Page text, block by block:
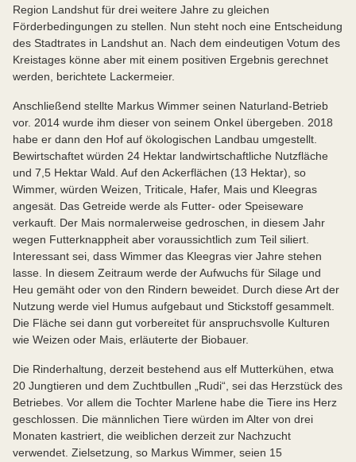
Region Landshut für drei weitere Jahre zu gleichen
Förderbedingungen zu stellen. Nun steht noch eine Entscheidung
des Stadtrates in Landshut an. Nach dem eindeutigen Votum des
Kreistages könne aber mit einem positiven Ergebnis gerechnet
werden, berichtete Lackermeier.
Anschließend stellte Markus Wimmer seinen Naturland-Betrieb
vor. 2014 wurde ihm dieser von seinem Onkel übergeben. 2018
habe er dann den Hof auf ökologischen Landbau umgestellt.
Bewirtschaftet würden 24 Hektar landwirtschaftliche Nutzfläche
und 7,5 Hektar Wald. Auf den Ackerflächen (13 Hektar), so
Wimmer, würden Weizen, Triticale, Hafer, Mais und Kleegras
angesät. Das Getreide werde als Futter- oder Speiseware
verkauft. Der Mais normalerweise gedroschen, in diesem Jahr
wegen Futterknappheit aber voraussichtlich zum Teil siliert.
Interessant sei, dass Wimmer das Kleegras vier Jahre stehen
lasse. In diesem Zeitraum werde der Aufwuchs für Silage und
Heu gemäht oder von den Rindern beweidet. Durch diese Art der
Nutzung werde viel Humus aufgebaut und Stickstoff gesammelt.
Die Fläche sei dann gut vorbereitet für anspruchsvolle Kulturen
wie Weizen oder Mais, erläuterte der Biobauer.
Die Rinderhaltung, derzeit bestehend aus elf Mutterkühen, etwa
20 Jungtieren und dem Zuchtbullen „Rudi“, sei das Herzstück des
Betriebes. Vor allem die Tochter Marlene habe die Tiere ins Herz
geschlossen. Die männlichen Tiere würden im Alter von drei
Monaten kastriert, die weiblichen derzeit zur Nachzucht
verwendet. Zielsetzung, so Markus Wimmer, seien 15